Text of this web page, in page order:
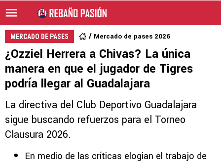
MERCADO DE PASES Mercado de pases 2026
¿Ozziel Herrera a Chivas? La única
manera en que el jugador de Tigres
podría llegar al Guadalajara
La directiva del Club Deportivo Guadalajara
sigue buscando refuerzos para el Torneo
Clausura 2026.
En medio de las críticas elogian el trabajo de